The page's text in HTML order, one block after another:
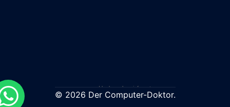
powered bybranchen-info.net
© 2026 Der Computer-Doktor.